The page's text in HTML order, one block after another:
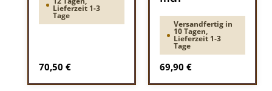
Lieferzeit 1-3
Tage
Regulärer Preis:
70,50 €
Versandfertig in
10 Tagen,
Lieferzeit 1-3
Tage
Regulärer Preis:
69,90 €